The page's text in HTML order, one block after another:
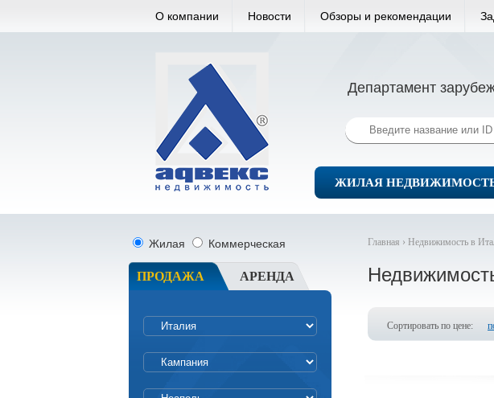
О компании Новости Обзоры и рекомендации
Департамент
ЖИЛАЯ
Главная › Недвижимость в
Сортировать по цене:
Жилая Коммерческая
ПРОДАЖА АРЕНДА